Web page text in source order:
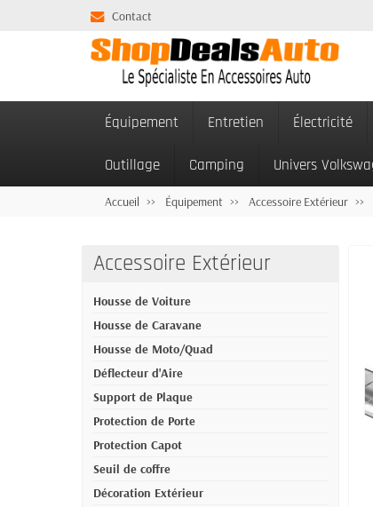
Contact
Équipement Entretien Électricité
Outillage Camping Univers
Accueil Équipement Accessoire Extérieur
Accessoire Extérieur
Housse de Voiture
Housse de Caravane
Housse de Moto/Quad
Déflecteur d'Aire
Support de Plaque
Protection de Porte
Protection Capot
Seuil de coffre
Décoration Extérieur